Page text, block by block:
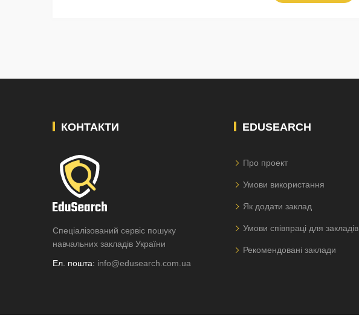
КОНТАКТИ
Спеціалізований сервіс пошуку
навчальних закладів України
Ел. пошта: info@edusearch.com.ua
EDUSEARCH
Про проект
Умови використання
Як додати заклад
Умови співпраці для закладів
Рекомендовані заклади